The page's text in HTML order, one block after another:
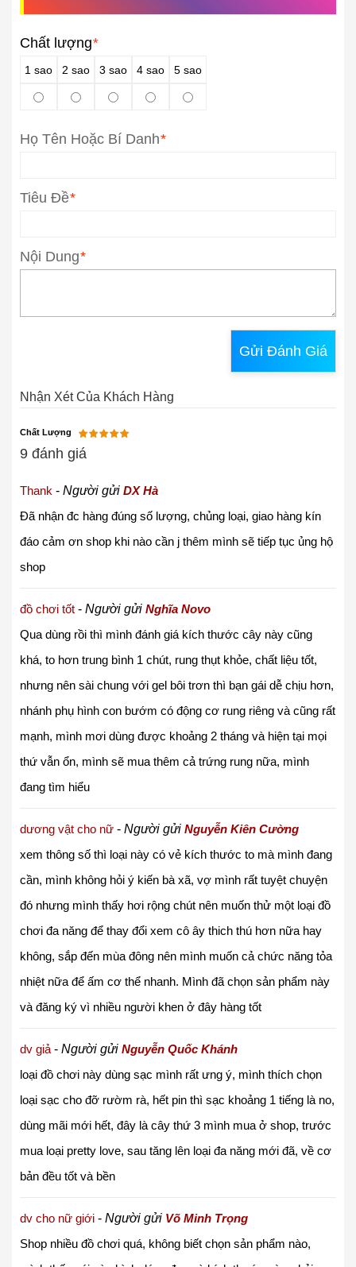
Chất lượng*
1 sao 2 sao 3 sao 4 sao 5 sao
*
Họ Tên Hoặc Bí Danh
*
Tiêu Đề
*
Nội Dung
Gửi Đánh Giá
Nhận Xét Của Khách Hàng
Chất Lượng
9 đánh giá
Thank - Người gửi DX Hà
Đã nhận đc hàng đúng số lượng, chủng loại, giao hàng kín
đáo cảm ơn shop khi nào cần j thêm mình sẽ tiếp tục ủng hộ
shop
đồ chơi tốt - Người gửi Nghĩa Novo
Qua dùng rồi thì mình đánh giá kích thước cây này cũng
khá, to hơn trung bình 1 chút, rung thụt khỏe, chất liệu tốt,
nhưng nên sài chung với gel bôi trơn thì bạn gái dễ chịu hơn,
nhánh phụ hình con bướm có động cơ rung riêng và cũng rất
mạnh, mình mơi dùng được khoảng 2 tháng và hiện tại mọi
thứ vẫn ổn, mình sẽ mua thêm cả trứng rung nữa, mình
đang tìm hiểu
dương vật cho nữ - Người gửi Nguyễn Kiên Cường
xem thông số thì loại này có vẻ kích thước to mà mình đang
cần, mình không hỏi ý kiến bà xã, vợ mình rất tuyệt chuyện
đó nhưng mình thấy hơi rộng chút nên muốn thử một loại đồ
chơi đa năng để thay đổi xem cô ây thich thú hơn nữa hay
không, sắp đến mùa đông nên mình muốn cả chức năng tỏa
nhiệt nữa để ấm cơ thể nhanh. Mình đã chọn sản phẩm này
và đăng ký vì nhiều người khen ở đây hàng tốt
dv giả - Người gửi Nguyễn Quốc Khánh
loại đồ chơi này dùng sạc mình rất ưng ý, mình thích chọn
loại sạc cho đỡ rườm rà, hết pin thì sạc khoảng 1 tiếng là no,
dùng mãi mới hết, đây là cây thứ 3 mình mua ở shop, trước
mua loại pretty love, sau tăng lên loại đa năng mới đã, về cơ
bản đều tốt và bền
dv cho nữ giới - Người gửi Võ Minh Trọng
Shop nhiều đồ chơi quá, không biết chọn sản phẩm nào,